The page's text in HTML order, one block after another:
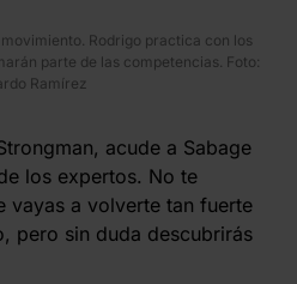
Rodrigo practica con los
parte de las competencias. Foto:
Ramírez
acude a Sabage
los expertos. No te
vayas a volverte tan fuerte
pero sin duda descubrirás